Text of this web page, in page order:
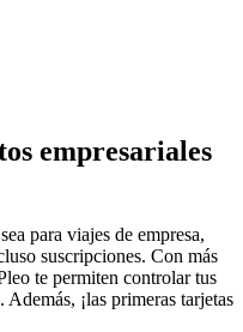
empresariales
para viajes de empresa,
suscripciones. Con más
te permiten controlar tus
¡las primeras tarjetas